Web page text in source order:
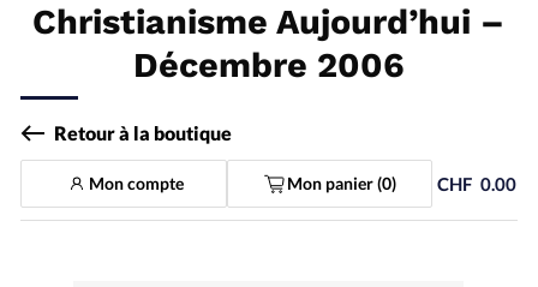
Faire un don
Monde
Bible
Christianisme Aujourd’hui –
Décembre 2006
Retour à la boutique
Mon compte Mon panier (0) CHF 0.00